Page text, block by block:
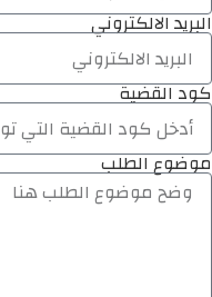
البريد الالكتروني
كود القضية
موضوع الطلب